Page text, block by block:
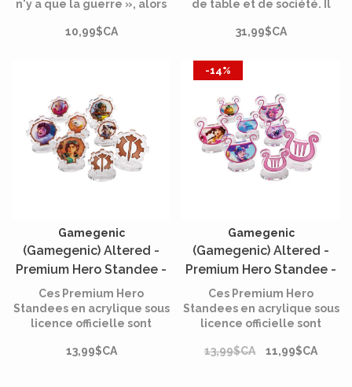
n'y a que la guerre », alors
avec des accessoires de
10,99$CA
de table et de société. Il
extra-long pour ranger les
déplacement/portée. Le
couvercle se clipse sur les 4
côtés pour une fermeture
extra précise et sécurisée
31,99$CA
Gamegenic
(Gamegenic) Altered -
Premium Hero Standee -
Axiom*
Ces Premium Hero
Standees en acrylique sous
licence officielle sont
l'expérience des joueurs en
13,99$CA
-14%
Gamegenic
(Gamegenic) Altered -
Premium Hero Standee -
Lyra*
Ces Premium Hero
Standees en acrylique sous
licence officielle sont
l'expérience des joueurs en
13,99$CA 11,99$CA